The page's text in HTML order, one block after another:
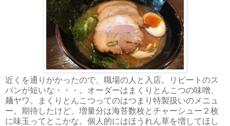
近くを通りがかったので、職場の人と入店。リピートのス
パンが短いな・・・。オーダーはまくりとんこつの味噌、
麺ヤワ。まくりとんこつってのはつまり特製扱いのメニュ
ー。期待したけど、増量分は海苔数枚とチャーシュー２枚
に味玉ってとこかな。個人的にはほうれん草を増してほし